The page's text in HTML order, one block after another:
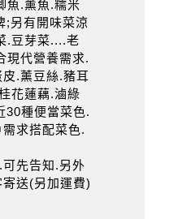
魚.薰魚.糯米
;另有開味菜涼
.豆芽菜....老
現代營養需求.
.薰豆絲.豬耳
花蓮藕.滷綠
30種便當菜色.
求搭配菜色.
先告知.另外
送(另加運費)